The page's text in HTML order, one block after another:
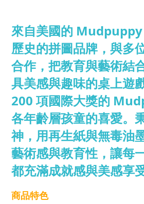
來自美國的
歷史的拼圖品牌，與多
合作，把教育與藝術結
具美感與趣味的桌上遊
200 項國際大獎的
各年齡層孩童的喜愛。
神，用再生紙與無毒油
藝術感與教育性，讓每
都充滿成就感與美感享
商品特色